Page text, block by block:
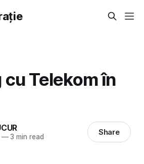
cu Telekom în
—3 min read Share